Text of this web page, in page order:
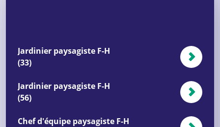
Jardinier paysagiste F-H
(33)
Jardinier paysagiste F-H
(56)
Chef d'équipe paysagiste F-H